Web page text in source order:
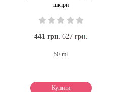
шкіри
441 грн. 627 грн.
50 ml
Купити